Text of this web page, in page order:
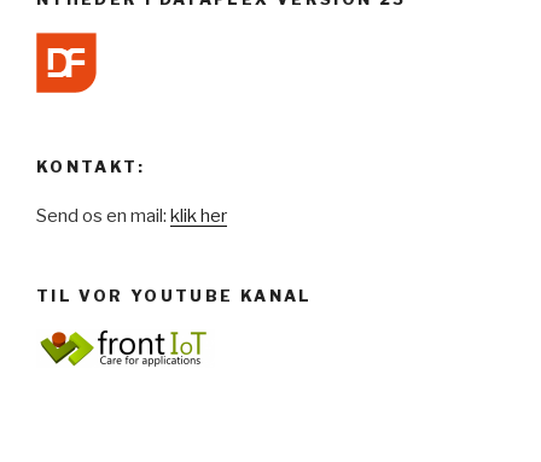
KONTAKT:
Send os en mail: klik her
TIL VOR YOUTUBE KANAL